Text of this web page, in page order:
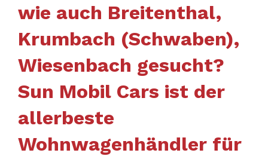
wie auch Breitenthal,
Krumbach (Schwaben),
Wiesenbach gesucht?
Sun Mobil Cars ist der
allerbeste
Wohnwagenhändler für